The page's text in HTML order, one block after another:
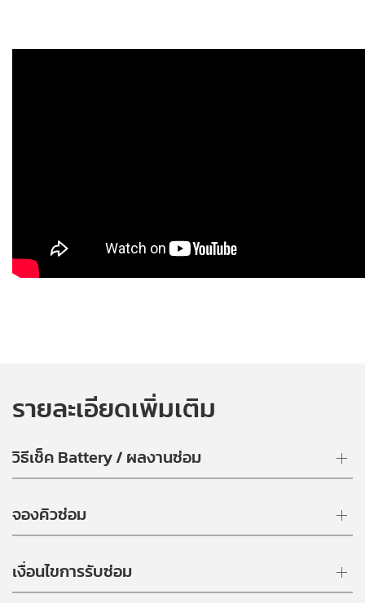
รายละเอียดเพิ่มเติม
วิธีเช็ค Battery / ผลงานซ่อม
จองคิวซ่อม
เงื่อนไขการรับซ่อม